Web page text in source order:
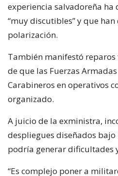
experiencia salvadoreña ha
“muy discutibles” y que
polarización.
También manifestó
de que las Fuerzas
Carabineros en operativos
organizado.
A juicio de la exministra,
despliegues diseñados
podría generar dificultades
“Es complejo poner a